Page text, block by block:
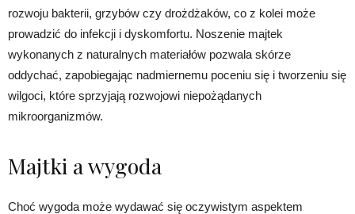
rozwoju bakterii, grzybów czy drożdżaków, co z kolei może
prowadzić do infekcji i dyskomfortu. Noszenie majtek
wykonanych z naturalnych materiałów pozwala skórze
oddychać, zapobiegając nadmiernemu poceniu się i tworzeniu się
wilgoci, które sprzyjają rozwojowi niepożądanych
mikroorganizmów.
Majtki a wygoda
Choć wygoda może wydawać się oczywistym aspektem